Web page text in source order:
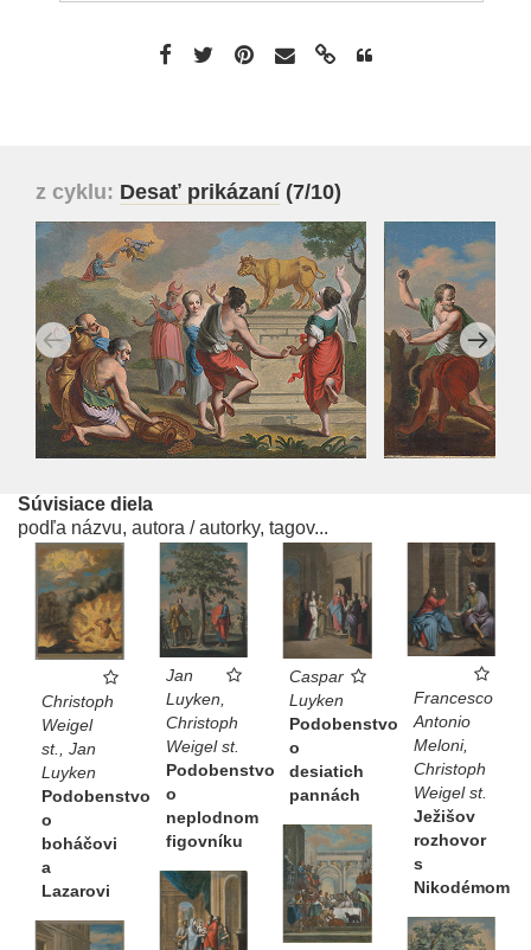
z cyklu: Desať prikázaní (7/10)
Súvisiace diela
podľa názvu, autora / autorky, tagov...
Christoph
Weigel
st., Jan
Luyken
Podobenstvo
o
boháčovi
a
Lazarovi
Jan
Luyken,
Christoph
Weigel st.
Podobenstvo
o
neplodnom
figovníku
Caspar
Luyken
Podobenstvo
o
desiatich
pannách
Francesco
Antonio
Meloni,
Christoph
Weigel st.
Ježišov
rozhovor
s
Nikodémom